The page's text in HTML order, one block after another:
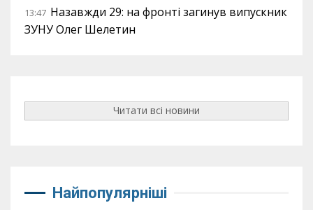
13:47 Назавжди 29: на фронті загинув випускник
ЗУНУ Олег Шелетин
Читати всі новини
Найпопулярніші